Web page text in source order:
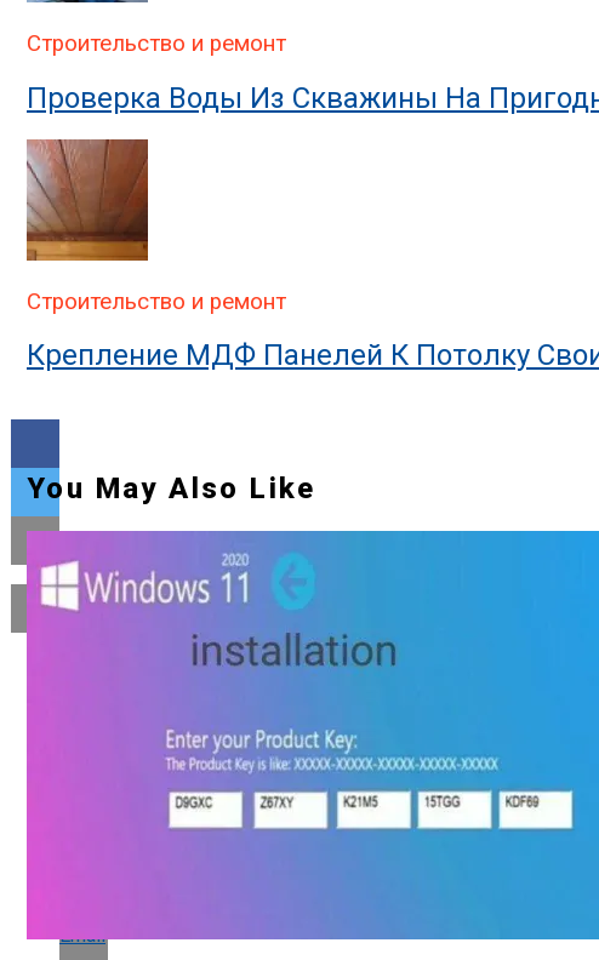
Строительство и ремонт
Проверка Воды Из Скважины На
Строительство и ремонт
Крепление МДФ Панелей К Потолку
Flipboard
Email
You May Also Like